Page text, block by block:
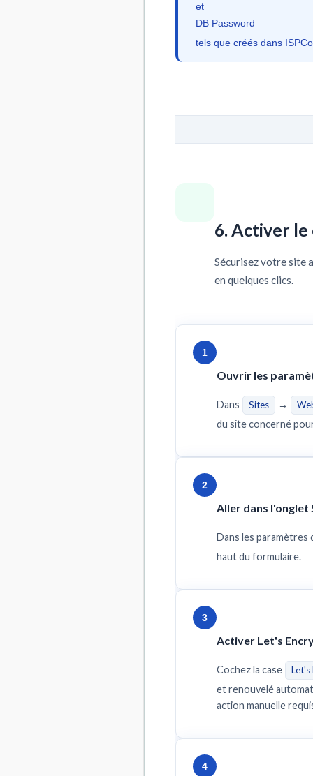
et
DB Password
tels que créés dans
6. Activer le
Sécurisez votre site
en quelques clics.
1
Ouvrir les
Dans Sites →
du site concerné
2
Aller dans l'onglet
Dans les paramètres
haut du formulaire.
3
Activer Let's
Cochez la case Let's
et renouvelé
action manuelle
4